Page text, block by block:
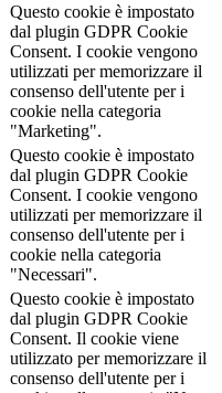
Questo cookie è impostato
dal plugin GDPR Cookie
Consent. I cookie vengono
utilizzati per memorizzare il
consenso dell'utente per i
cookie nella categoria
"Marketing".
Questo cookie è impostato
dal plugin GDPR Cookie
Consent. I cookie vengono
utilizzati per memorizzare il
consenso dell'utente per i
cookie nella categoria
"Necessari".
Questo cookie è impostato
dal plugin GDPR Cookie
Consent. Il cookie viene
utilizzato per memorizzare il
consenso dell'utente per i